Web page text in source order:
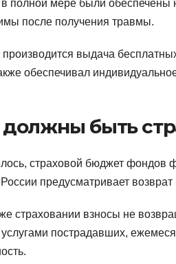
полной мере были
после получения травмы.
выдача
обеспечивал
быть
страховой бюджет фондов
предусматривает
страховании взносы не
пострадавших,